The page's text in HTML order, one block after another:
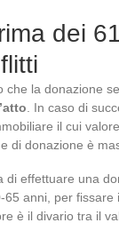
dei
la donazione
. In caso di
il cui
di donazione è
effettuare una
anni, per
è il divario tra il